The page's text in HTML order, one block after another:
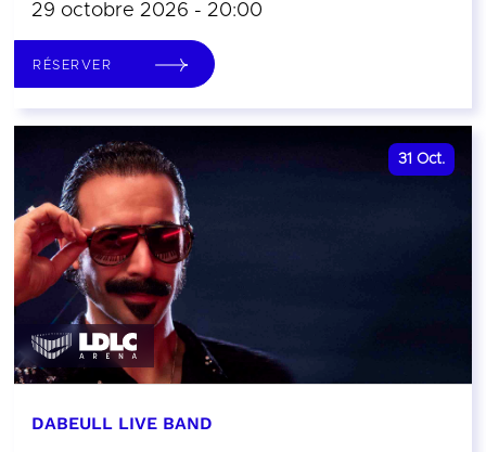
29 octobre 2026 - 20:00
RÉSERVER
31 Oct.
DABEULL LIVE BAND